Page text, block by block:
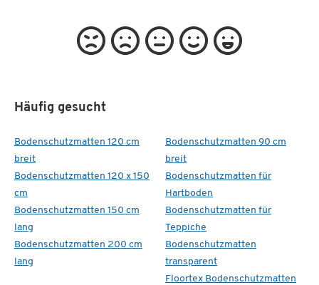
Häufig gesucht
Bodenschutzmatten 120 cm
breit
Bodenschutzmatten 120 x 150
cm
Bodenschutzmatten 150 cm
lang
Bodenschutzmatten 200 cm
lang
Bodenschutzmatten 90 cm
breit
Bodenschutzmatten für
Hartboden
Bodenschutzmatten für
Teppiche
Bodenschutzmatten
transparent
Floortex Bodenschutzmatten